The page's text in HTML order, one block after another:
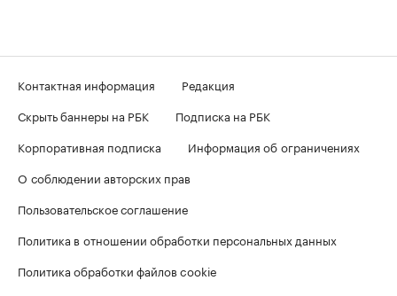
Контактная информация
Редакция
Скрыть баннеры на РБК
Подписка на РБК
Корпоративная подписка
Информация об ограничениях
О соблюдении авторских прав
Пользовательское соглашение
Политика в отношении обработки персональных данных
Политика обработки файлов cookie